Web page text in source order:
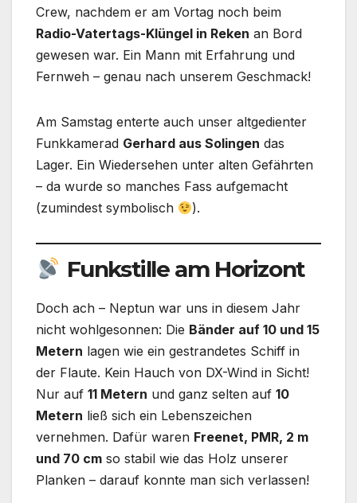
Crew, nachdem er am Vortag noch beim
Radio-Vatertags-Klüngel in Reken an Bord
gewesen war. Ein Mann mit Erfahrung und
Fernweh – genau nach unserem Geschmack!
Am Samstag enterte auch unser altgedienter
Funkkamerad Gerhard aus Solingen das
Lager. Ein Wiedersehen unter alten Gefährten
– da wurde so manches Fass aufgemacht
(zumindest symbolisch
).
Funkstille am Horizont
Doch ach – Neptun war uns in diesem Jahr
nicht wohlgesonnen: Die Bänder auf 10 und 15
Metern lagen wie ein gestrandetes Schiff in
der Flaute. Kein Hauch von DX-Wind in Sicht!
Nur auf 11 Metern und ganz selten auf 10
Metern ließ sich ein Lebenszeichen
vernehmen. Dafür waren Freenet, PMR, 2 m
und 70 cm so stabil wie das Holz unserer
Planken – darauf konnte man sich verlassen!